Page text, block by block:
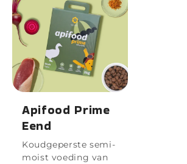
Apifood Prime
Eend
Koudgeperste semi-
moist voeding van